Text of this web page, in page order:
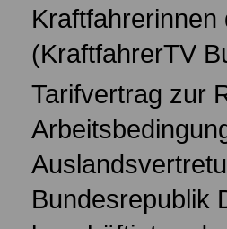
Kraftfahrerinnen
(KraftfahrerTV
Tarifvertrag zur
Bundesrepublik